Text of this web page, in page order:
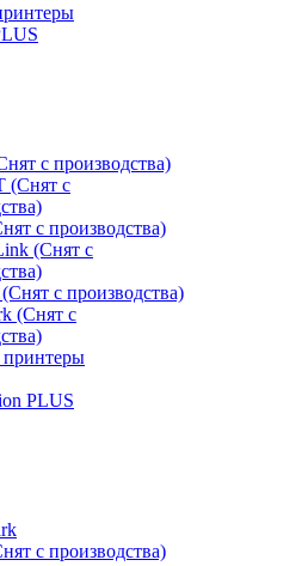
с производства)
(Снят с
с производства)
(Снят с
с производства)
(Снят с
PLUS
с производства)